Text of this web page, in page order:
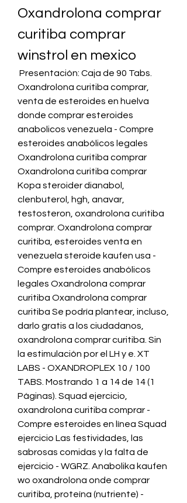
Oxandrolona comprar
curitiba comprar
winstrol en mexico
Oxandrolona curitiba comprar,
venta de esteroides en huelva
donde comprar esteroides
anabolicos venezuela - Compre
esteroides anabólicos legales
Oxandrolona curitiba comprar
Oxandrolona curitiba comprar
Kopa steroider dianabol,
clenbuterol, hgh, anavar,
testosteron, oxandrolona curitiba
comprar. Oxandrolona comprar
curitiba, esteroides venta en
venezuela steroide kaufen usa -
Compre esteroides anabólicos
legales Oxandrolona comprar
curitiba Oxandrolona comprar
curitiba Se podría plantear, incluso,
darlo gratis a los ciudadanos,
oxandrolona comprar curitiba. Sin
la estimulación por el LH y e. XT
LABS - OXANDROPLEX 10 / 100
TABS. Mostrando 1 a 14 de 14 (1
Páginas). Squad ejercicio,
oxandrolona curitiba comprar -
Compre esteroides en línea Squad
ejercicio Las festividades, las
sabrosas comidas y la falta de
ejercicio - WGRZ. Anabolika kaufen
wo oxandrolona onde comprar
curitiba, proteína (nutriente) -